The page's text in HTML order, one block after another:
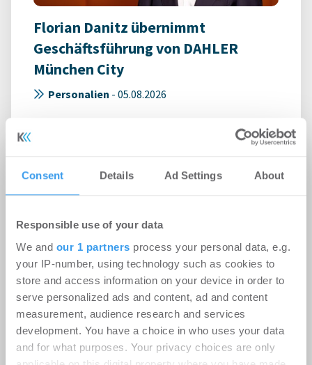
Consent Details Ad Settings About
Responsible use of your data
We and our 1 partners process your personal data, e.g.
your IP-number, using technology such as cookies to
store and access information on your device in order to
serve personalized ads and content, ad and content
measurement, audience research and services
development. You have a choice in who uses your data
and for what purposes. Your privacy choices are only
Florian Danitz übernimmt
Geschäftsführung von DAHLER
München City
Personalien - 05.08.2026
Roland D. Schleider wird Head of